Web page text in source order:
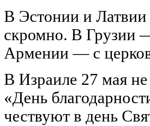
В Эстонии и
скромно. В Грузии
Армении — с
В Израиле 27 мая не
«День
чествуют в день